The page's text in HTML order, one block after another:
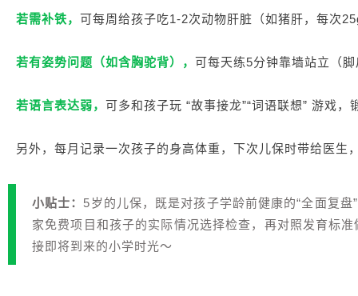
若需补铁， 可每周给孩子吃1-2次动物肝脏（如猪肝，每次
若有姿势问题（如含胸驼背）， 可每天练5分钟靠墙站立（
若语言表达弱， 可多和孩子玩 “故事接龙”“词语联想” 游戏，
另外，每月记录一次孩子的身高体重，下次儿保时带给医生
小贴士： 5岁的儿保，既是对孩子学龄前健康的“全面复
家免费项目和孩子的实际情况选择检查，再对照发育标
接即将到来的小学时光～